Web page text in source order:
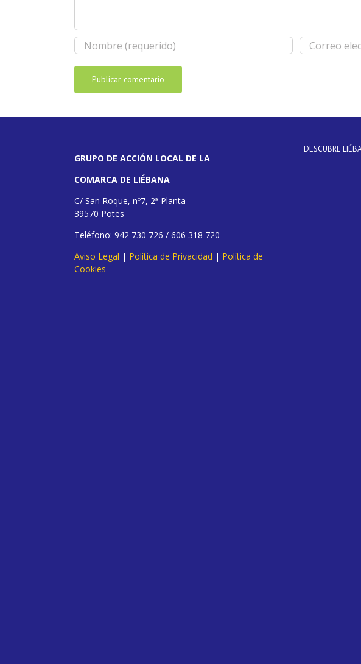
GRUPO DE ACCIÓN LOCAL DE LA
COMARCA DE LIÉBANA
C/ San Roque, nº7, 2ª Planta
39570 Potes
Teléfono: 942 730 726 / 606 318 720
Aviso Legal | Política de Privacidad | Política de
Cookies
DESCUBRE